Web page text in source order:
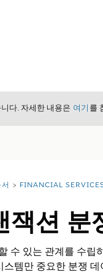
다. 자세한 내용은 여기 를
FINANCIAL
잭션 분
수 있는 관계를 수
스템만 중요한 분쟁